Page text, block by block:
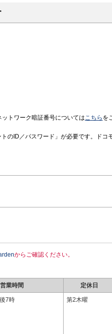
トワーク暗証番号についてはこちら を
のID／パスワード」が必要です。ドコ
からご確認ください。
営業時間 定休日
7時 第2木曜